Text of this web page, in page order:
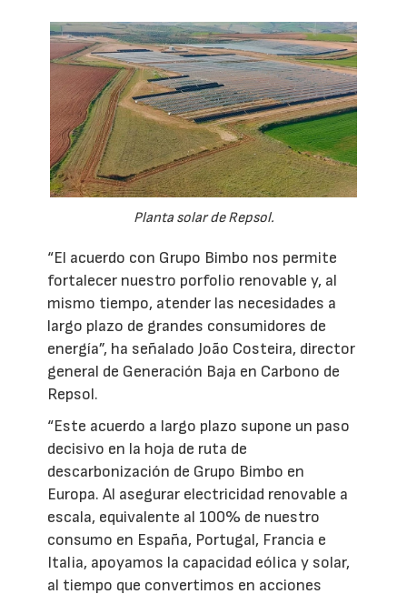
Planta solar de Repsol.
“El acuerdo con Grupo Bimbo nos permite
fortalecer nuestro porfolio renovable y, al
mismo tiempo, atender las necesidades a
largo plazo de grandes consumidores de
energía”, ha señalado João Costeira, director
general de Generación Baja en Carbono de
Repsol.
“Este acuerdo a largo plazo supone un paso
decisivo en la hoja de ruta de
descarbonización de Grupo Bimbo en
Europa. Al asegurar electricidad renovable a
escala, equivalente al 100% de nuestro
consumo en España, Portugal, Francia e
Italia, apoyamos la capacidad eólica y solar,
al tiempo que convertimos en acciones